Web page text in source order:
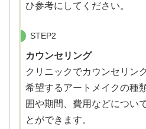
ひ参考にしてください。
STEP2
カウンセリング
クリニックでカウンセリン
希望するアートメイクの種
囲や期間、費用などについ
とができます。